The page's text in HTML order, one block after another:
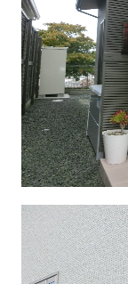
施工事例
新築施
部位別
まるご
お客様
会社情報
採用情